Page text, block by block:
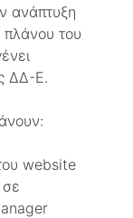
ανάπτυξη
πλάνου του
ΔΔ-Ε.
website
σε